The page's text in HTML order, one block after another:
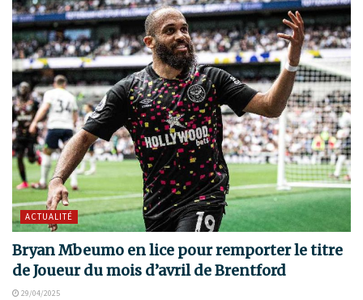
ACTUALITÉ
Bryan Mbeumo en lice pour remporter le titre
de Joueur du mois d’avril de Brentford
29/04/2025